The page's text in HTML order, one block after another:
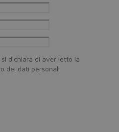
dichiara di aver letto la
dei dati personali